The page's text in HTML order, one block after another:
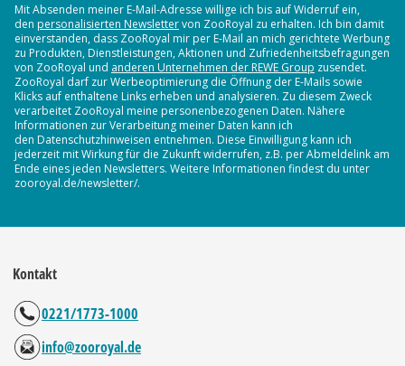
Mit Absenden meiner E-Mail-Adresse willige ich bis auf Widerruf ein,
den personalisierten Newslettervon ZooRoyal zu erhalten. Ich bin damit
einverstanden, dass ZooRoyal mir per E-Mail an mich gerichtete Werbung
zu Produkten, Dienstleistungen, Aktionen und Zufriedenheitsbefragungen
von ZooRoyal und anderen Unternehmen der REWE Group zusendet.
ZooRoyal darf zur Werbeoptimierung die Öffnung der E-Mails sowie
Klicks auf enthaltene Links erheben und analysieren. Zu diesem Zweck
verarbeitet ZooRoyal meine personenbezogenen Daten. Nähere
Informationen zur Verarbeitung meiner Daten kann ich
den Datenschutzhinweisen entnehmen. Diese Einwilligung kann ich
jederzeit mit Wirkung für die Zukunft widerrufen, z.B. per Abmeldelink am
Ende eines jeden Newsletters. Weitere Informationen findest du unter
zooroyal.de/newsletter/.
Kontakt
0221/1773-1000
info@zooroyal.de